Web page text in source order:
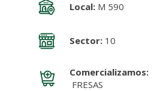
Local:M 590
Sector:10
Comercializamos:
FRESAS